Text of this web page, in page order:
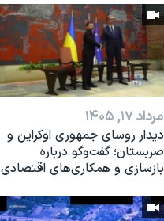
مرداد ۱۷, ۱۴۰۵
دیدار روسای جمهوری اوکراین و
صربستان؛ گفت‌وگو درباره
بازسازی و همکاری‌های اقتصادی